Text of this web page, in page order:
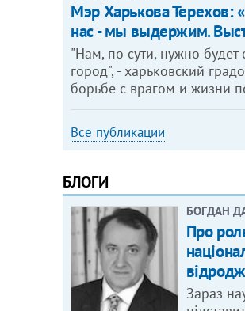
Мэр Харькова Терехов:
нас - мы выдержим.
"Нам, по сути, нужно будет
город", - харьковский
борьбе с врагом и жизни
Все публикации
БЛОГИ
БОГДАН
Про
Зараз